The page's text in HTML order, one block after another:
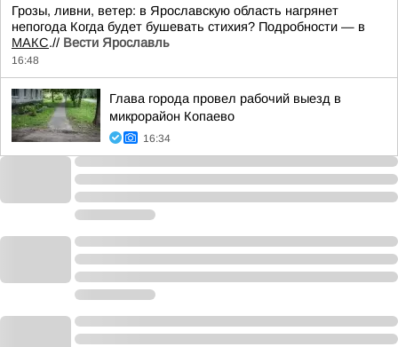
Грозы, ливни, ветер: в Ярославскую область нагрянет
непогода Когда будет бушевать стихия? Подробности — в
МАКС.// Вести Ярославль
16:48
Глава города провел рабочий выезд в
микрорайон Копаево
16:34